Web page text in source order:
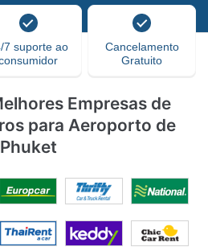
7 suporte ao
Cancelamento
Gratuito
Empresas de
para Aeroporto de
Phuket